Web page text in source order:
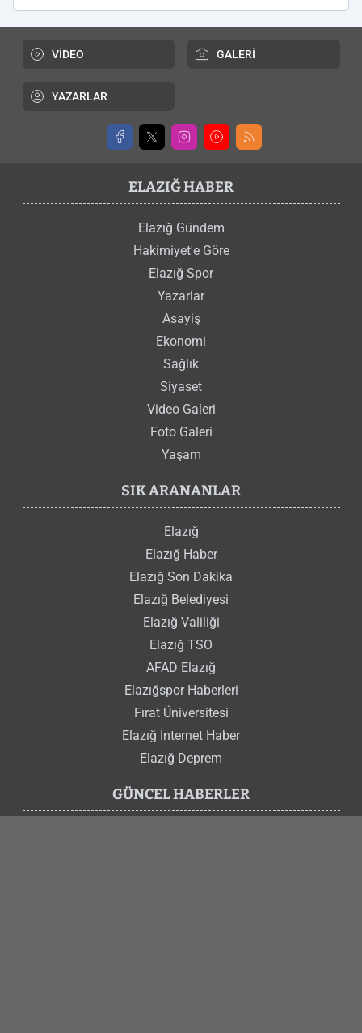
VİDEO GALERİ
YAZARLAR
ELAZIĞ HABER
Elazığ Gündem
Hakimiyet'e Göre
Elazığ Spor
Yazarlar
Asayiş
Ekonomi
Sağlık
Siyaset
Video Galeri
Foto Galeri
Yaşam
SIK ARANANLAR
Elazığ
Elazığ Haber
Elazığ Son Dakika
Elazığ Belediyesi
Elazığ Valiliği
Elazığ TSO
AFAD Elazığ
Elazığspor Haberleri
Fırat Üniversitesi
Elazığ İnternet Haber
Elazığ Deprem
GÜNCEL HABERLER